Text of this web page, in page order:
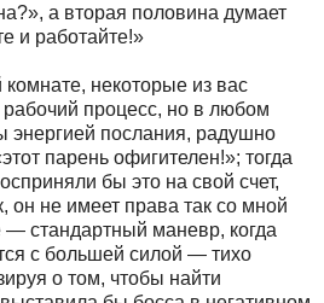
а вторая половина думает
и работайте!»
некоторые из вас
процесс, но в любом
энергией послания, радушно
парень офигителен!»; тогда
бы это на свой счет,
он не имеет права так со мной
— стандартный маневр, когда
с большей силой — тихо
о том, чтобы найти